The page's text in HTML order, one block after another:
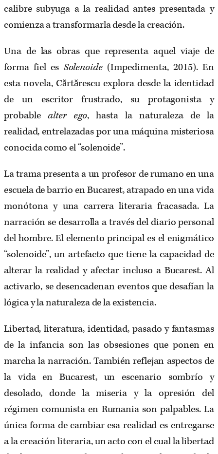
calibre subyuga a la realidad antes presentada y
comienza a transformarla desde la creación.
Una de las obras que representa aquel viaje de
forma fiel es Solenoide (Impedimenta, 2015). En
esta novela, Cărtărescu explora desde la identidad
de un escritor frustrado, su protagonista y
probable alter ego, hasta la naturaleza de la
realidad, entrelazadas por una máquina misteriosa
conocida como el “solenoide”.
La trama presenta a un profesor de rumano en una
escuela de barrio en Bucarest, atrapado en una vida
monótona y una carrera literaria fracasada. La
narración se desarrolla a través del diario personal
del hombre. El elemento principal es el enigmático
“solenoide”, un artefacto que tiene la capacidad de
alterar la realidad y afectar incluso a Bucarest. Al
activarlo, se desencadenan eventos que desafían la
lógica y la naturaleza de la existencia.
Libertad, literatura, identidad, pasado y fantasmas
de la infancia son las obsesiones que ponen en
marcha la narración. También reflejan aspectos de
la vida en Bucarest, un escenario sombrío y
desolado, donde la miseria y la opresión del
régimen comunista en Rumania son palpables. La
única forma de cambiar esa realidad es entregarse
a la creación literaria, un acto con el cual la libertad